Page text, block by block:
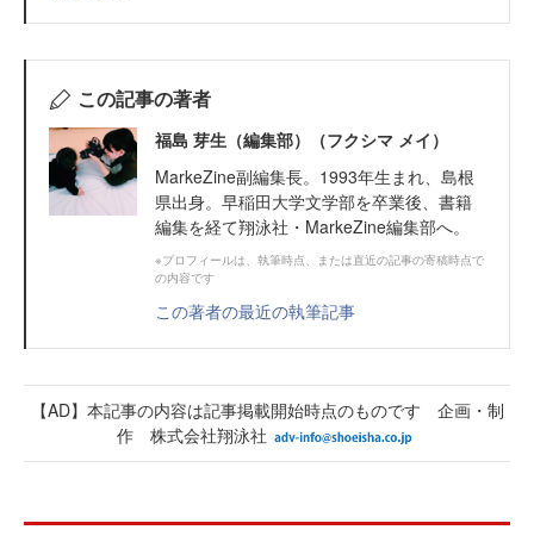
この記事の著者
福島 芽生（編集部）（フクシマ メイ）
MarkeZine副編集長。1993年生まれ、島根
県出身。早稲田大学文学部を卒業後、書籍
編集を経て翔泳社・MarkeZine編集部へ。
※プロフィールは、執筆時点、または直近の記事の寄稿時点で
の内容です
この著者の最近の執筆記事
【AD】本記事の内容は記事掲載開始時点のものです 企画・制
作 株式会社翔泳社